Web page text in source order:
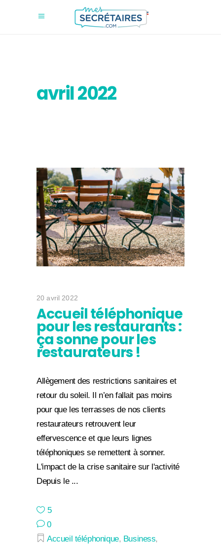
avril 2022
20 avril 2022
Accueil téléphonique
pour les restaurants :
ça sonne pour les
restaurateurs !
Allègement des restrictions sanitaires et
retour du soleil. Il n’en fallait pas moins
pour que les terrasses de nos clients
restaurateurs retrouvent leur
effervescence et que leurs lignes
téléphoniques se remettent à sonner.
L'impact de la crise sanitaire sur l'activité
Depuis le
5
0
Accueil téléphonique, Business,